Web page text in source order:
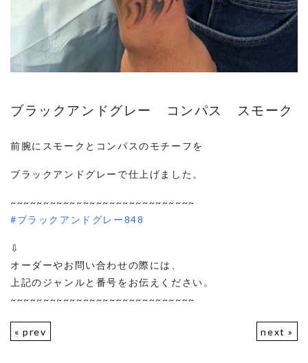
ブラックアンドグレー コンパス スモーク
前腕にスモークとコンパスのモチーフを
ブラックアンドグレーで仕上げました。
~~~~~~~~~~~~~~~~~~~~~~~~~~~~
#ブラックアンドグレー848
⇩
オーダーやお問い合わせの際には、
上記のジャンルと番号をお伝えください。
~~~~~~~~~~~~~~~~~~~~~~~~~~~~
« prev next »